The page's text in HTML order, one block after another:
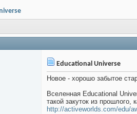
Educational Universe
Новое - хорошо забытое
Вселенная Educational
такой закуток из
http://activeworlds.com/edu/